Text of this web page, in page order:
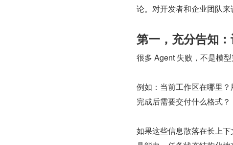
论。对开发者和企业团队来
第一，充分告知
很多 Agent 失败，不是模
例如：当前工作区在哪里
完成后需要交付什么格式？
如果这些信息散落在长上